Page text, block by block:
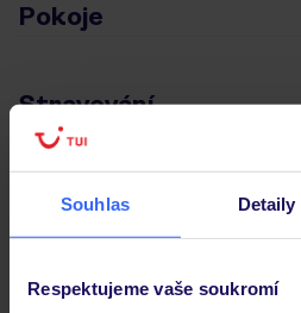
Souhlas Detaily
Respektujeme vaše soukromí
Pokoje
Stravování
Důležité informace
Často kladené otázky